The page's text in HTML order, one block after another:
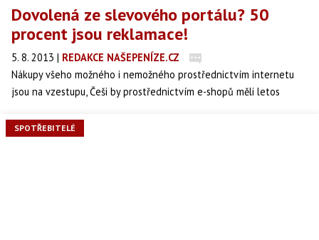
Dovolená ze slevového portálu? 50
procent jsou reklamace!
5. 8. 2013 | REDAKCE NAŠEPENÍZE.CZ
Nákupy všeho možného i nemožného prostřednictvím internetu
jsou na vzestupu, Češi by prostřednictvím e-shopů měli letos
slevových portálech. Ne vždy se ale nákup vyplatí, zatímco u
SPOTŘEBITELÉ